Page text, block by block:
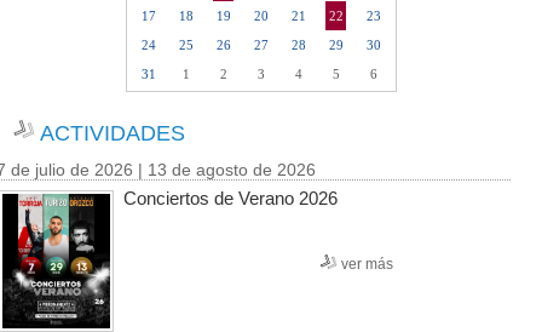
17
18 19 20 21 22
23
24
25 26 27 28 29
30
31
1 2 3 4 5 6
ACTIVIDADES
de julio de 2026 | 13 de agosto de 2026
Conciertos de Verano 2026
ver más